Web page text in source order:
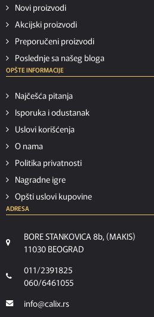
Novi proizvodi
Akcijski proizvodi
Preporučeni proizvodi
Poslednje sa našeg bloga
OPŠTE INFORMACIJE
Najčešća pitanja
Isporuka i odustanak
Uslovi korišćenja
O nama
Politika privatnosti
Nagradne igre
Opšti uslovi kupovine
ADRESA
BORE STANKOVICA 8b, (MAKIS)
11030 BEOGRAD
011/2391825
060/6461055
info@calix.rs